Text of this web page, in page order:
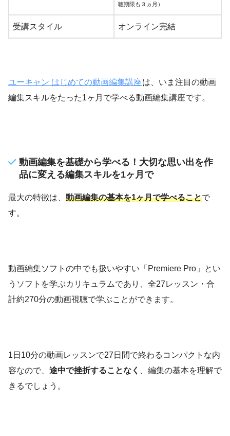
聴期限も３ヵ月）
受講スタイル オンライン完結
ユーキャン はじめての動画編集講座は、いま注目の動画
編集スキルをたった1ヶ月で学べる動画編集講座です。
動画編集を基礎から学べる！大切な思い出を作
品に変える編集スキルを1ヶ月で
最大の特徴は、 動画編集の基本を1ヶ月で学べることで
す。
動画編集ソフトの中でも扱いやすい「Premiere Pro」とい
うソフトを学ぶカリキュラムであり、全27レッスン・合
計約270分の動画視聴で学ぶことができます。
1日10分の動画レッスンで27日間で終わるコンパクトな内
容なので、 途中で挫折することなく
、編集の基本を理解で
きるでしょう。